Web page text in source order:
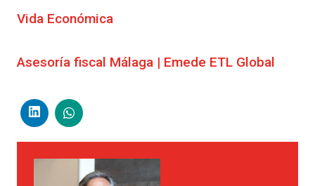
Vida Económica
Asesoría fiscal Málaga | Emede ETL Global